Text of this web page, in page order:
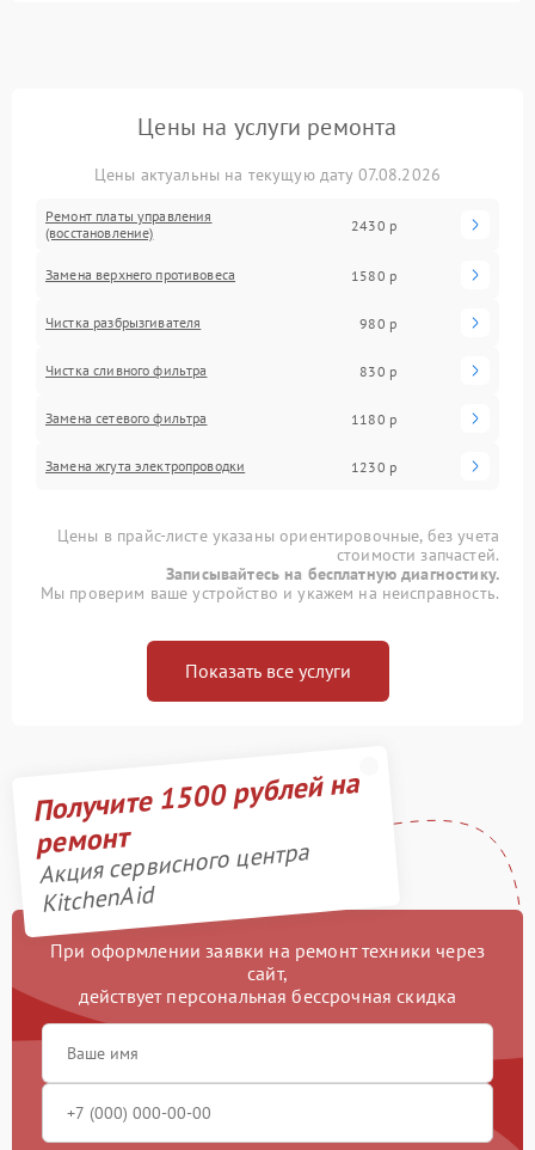
Цены на услуги ремонта
Цены актуальны на текущую дату 07.08.2026
Ремонт платы управления
(восстановление)
2430 р
Замена верхнего противовеса 1580 р
Чистка разбрызгивателя 980 р
Чистка сливного фильтра 830 р
Замена сетевого фильтра 1180 р
Замена жгута электропроводки 1230 р
Цены в прайс-листе указаны ориентировочные, без учета
стоимости запчастей.
Записывайтесь на бесплатную диагностику.
Мы проверим ваше устройство и укажем на неисправность.
Показать все услуги
Получите 1500 рублей на
ремонт
Акция сервисного центра
KitchenAid
При оформлении заявки на ремонт техники через
сайт,
действует персональная бессрочная скидка